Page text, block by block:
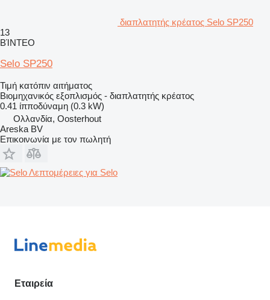
διαπλατητής κρέατος Selo SP250
13
ΒΊΝΤΕΟ
Selo SP250
Τιμή κατόπιν αιτήματος
Βιομηχανικός εξοπλισμός - διαπλατητής κρέατος
0.41 ίπποδύναμη (0.3 kW)
Ολλανδία, Oosterhout
Areska BV
Επικοινωνία με τον πωλητή
Λεπτομέρειες για Selo
Εταιρεία